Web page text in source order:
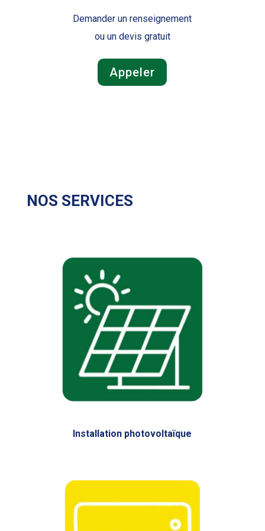
Demander un renseignement
ou un devis gratuit
Appeler
NOS SERVICES
Installation photovoltaïque